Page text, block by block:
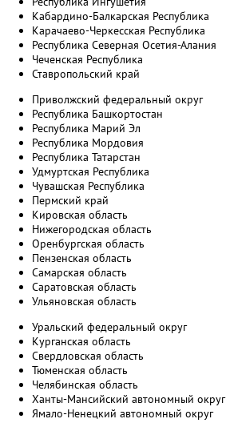
Кабардино-Балкарская Республика
Карачаево-Черкесская Республика
Республика Северная Осетия-Алания
Чеченская Республика
Ставропольский край
Приволжский федеральный округ
Республика Башкортостан
Республика Марий Эл
Республика Мордовия
Республика Татарстан
Удмуртская Республика
Чувашская Республика
Пермский край
Кировская область
Нижегородская область
Оренбургская область
Пензенская область
Самарская область
Саратовская область
Ульяновская область
Уральский федеральный округ
Курганская область
Свердловская область
Тюменская область
Челябинская область
Ханты-Мансийский автономный округ
Ямало-Ненецкий автономный округ